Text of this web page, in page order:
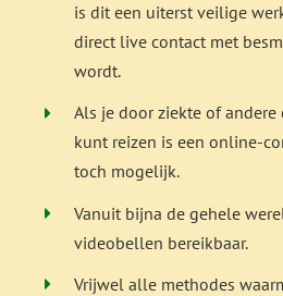
is dit een uiterst veilige
direct live contact met
wordt.
Als je door ziekte of
kunt reizen is een online-
toch mogelijk.
Vanuit bijna de gehele
videobellen bereikbaar.
Vrijwel alle methodes